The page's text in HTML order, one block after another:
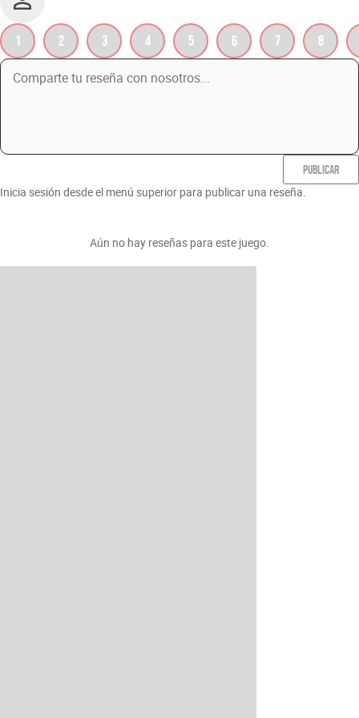
1 2 3 4 5 6 7 8
PUBLICAR
Inicia sesión desde el menú superior para publicar una reseña.
Aún no hay reseñas para este juego.